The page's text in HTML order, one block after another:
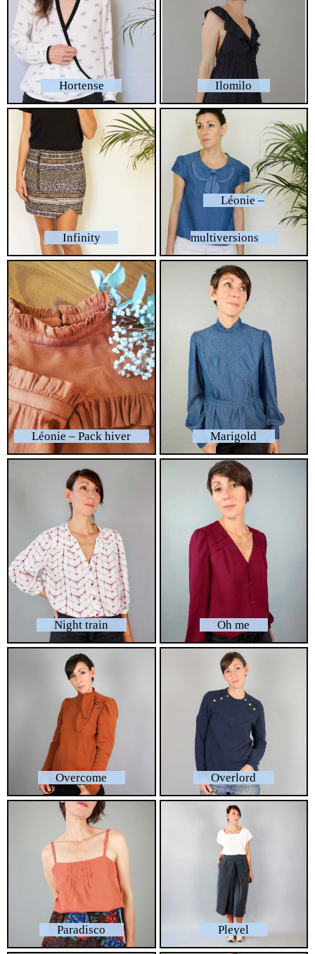
Hortense Ilomilo
Infinity
Léonie –
multiversions
Léonie – Pack hiver Marigold
Night train Oh me
Overcome Overlord
Paradisco Pleyel